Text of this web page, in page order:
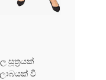
සූත්‍රයක්
වී